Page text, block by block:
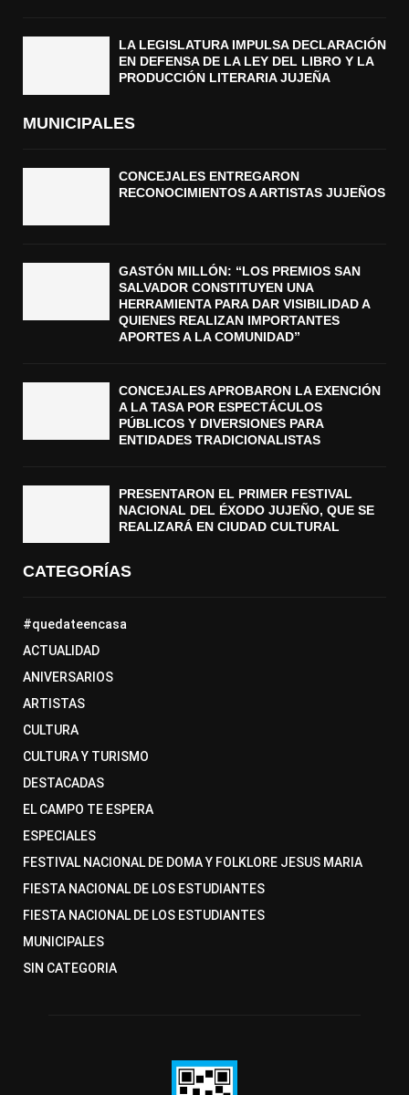
LA LEGISLATURA IMPULSA DECLARACIÓN
EN DEFENSA DE LA LEY DEL LIBRO Y LA
PRODUCCIÓN LITERARIA JUJEÑA
MUNICIPALES
CONCEJALES ENTREGARON
RECONOCIMIENTOS A ARTISTAS JUJEÑOS
GASTÓN MILLÓN: “LOS PREMIOS SAN
SALVADOR CONSTITUYEN UNA
HERRAMIENTA PARA DAR VISIBILIDAD A
QUIENES REALIZAN IMPORTANTES
APORTES A LA COMUNIDAD”
CONCEJALES APROBARON LA EXENCIÓN
A LA TASA POR ESPECTÁCULOS
PÚBLICOS Y DIVERSIONES PARA
ENTIDADES TRADICIONALISTAS
PRESENTARON EL PRIMER FESTIVAL
NACIONAL DEL ÉXODO JUJEÑO, QUE SE
REALIZARÁ EN CIUDAD CULTURAL
CATEGORÍAS
#quedateencasa
ACTUALIDAD
ANIVERSARIOS
ARTISTAS
CULTURA
CULTURA Y TURISMO
DESTACADAS
EL CAMPO TE ESPERA
ESPECIALES
FESTIVAL NACIONAL DE DOMA Y FOLKLORE JESUS MARIA
FIESTA NACIONAL DE LOS ESTUDIANTES
FIESTA NACIONAL DE LOS ESTUDIANTES
MUNICIPALES
SIN CATEGORIA